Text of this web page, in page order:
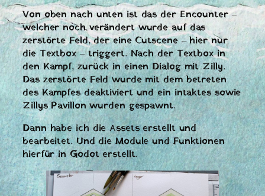
Von oben nach unten ist das der Encounter –
welcher noch verändert wurde auf das
zerstörte Feld, der eine Cutscene – hier nur
die Textbox – triggert. Nach der Textbox in
den Kampf, zurück in einen Dialog mit Zilly.
Das zerstörte Feld wurde mit dem betreten
des Kampfes deaktiviert und ein intaktes sowie
Zillys Pavillon wurden gespawnt.
Dann habe ich die Assets erstellt und
bearbeitet. Und die Module und Funktionen
hierfür in Godot erstellt.